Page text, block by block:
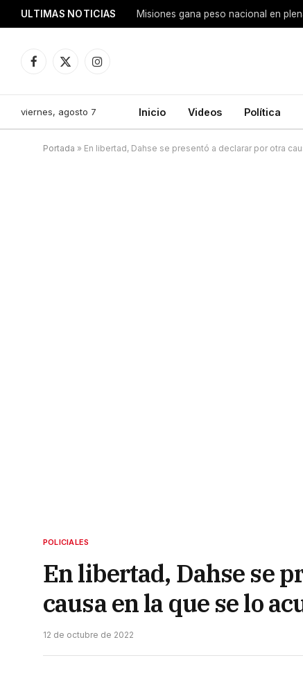
ULTIMAS NOTICIAS
Facebook
X
Instagram
viernes, agosto 7 Inicio Videos Política
Portada » En libertad, Dahse se presentó a declarar por otra
POLICIALES
En libertad, Dahse se
causa en la que se lo
12 de octubre de 2022